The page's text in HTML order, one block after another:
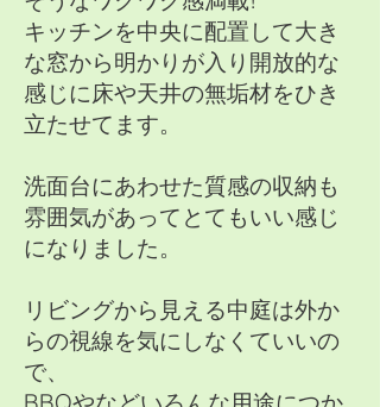
キッチンを中央に配置して大き
な窓から明かりが入り開放的な
感じに床や天井の無垢材をひき
立たせてます。
洗面台にあわせた質感の収納も
雰囲気があってとてもいい感じ
になりました。
リビングから見える中庭は外か
らの視線を気にしなくていいの
で、